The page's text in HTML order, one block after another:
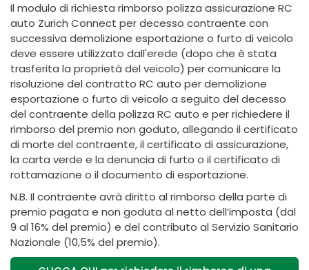
Il modulo di richiesta rimborso polizza assicurazione RC
auto Zurich Connect per decesso contraente con
successiva demolizione esportazione o furto di veicolo
deve essere utilizzato dall'erede (dopo che è stata
trasferita la proprietà del veicolo) per comunicare la
risoluzione del contratto RC auto per demolizione
esportazione o furto di veicolo a seguito del decesso
del contraente della polizza RC auto e per richiedere il
rimborso del premio non goduto, allegando il certificato
di morte del contraente, il certificato di assicurazione,
la carta verde e la denuncia di furto o il certificato di
rottamazione o il documento di esportazione.
N.B. Il contraente avrà diritto al rimborso della parte di
premio pagata e non goduta al netto dell’imposta (dal
9 al 16% del premio) e del contributo al Servizio Sanitario
Nazionale (10,5% del premio).